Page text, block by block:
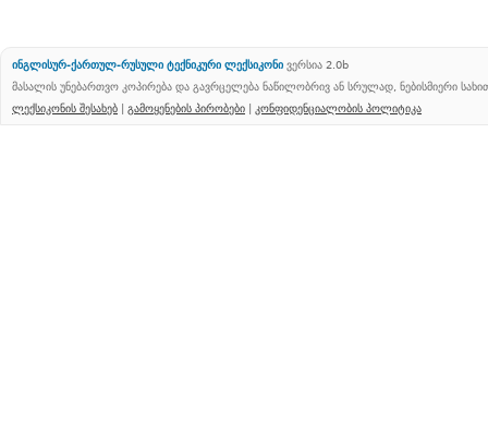
ინგლისურ-ქართულ-რუსული ტექნიკური ლექსიკონი ვერსია 2.0b
მასალის უნებართვო კოპირება და გავრცელება ნაწილობრივ ან სრულად, ნებისმიერი
ლექსიკონის შესახებ | გამოყენების პირობები | კონფიდენციალობის პოლიტიკა